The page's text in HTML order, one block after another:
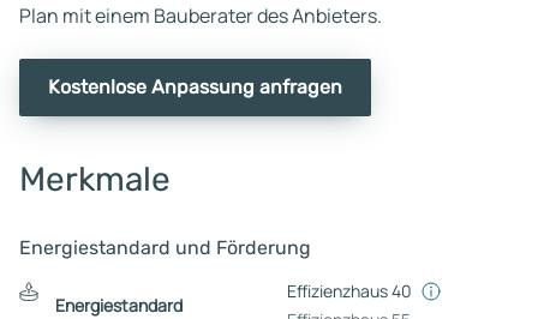
Plan mit einem Bauberater des Anbieters.
Kostenlose Anpassung anfragen
Merkmale
Energiestandard und Förderung
Energiestandard
Effizienzhaus 40